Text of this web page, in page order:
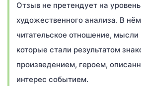
Отзыв не претендует на уровень
художественного анализа. В
читательское отношение,
которые стали результатом
произведением, героем,
интерес событием.